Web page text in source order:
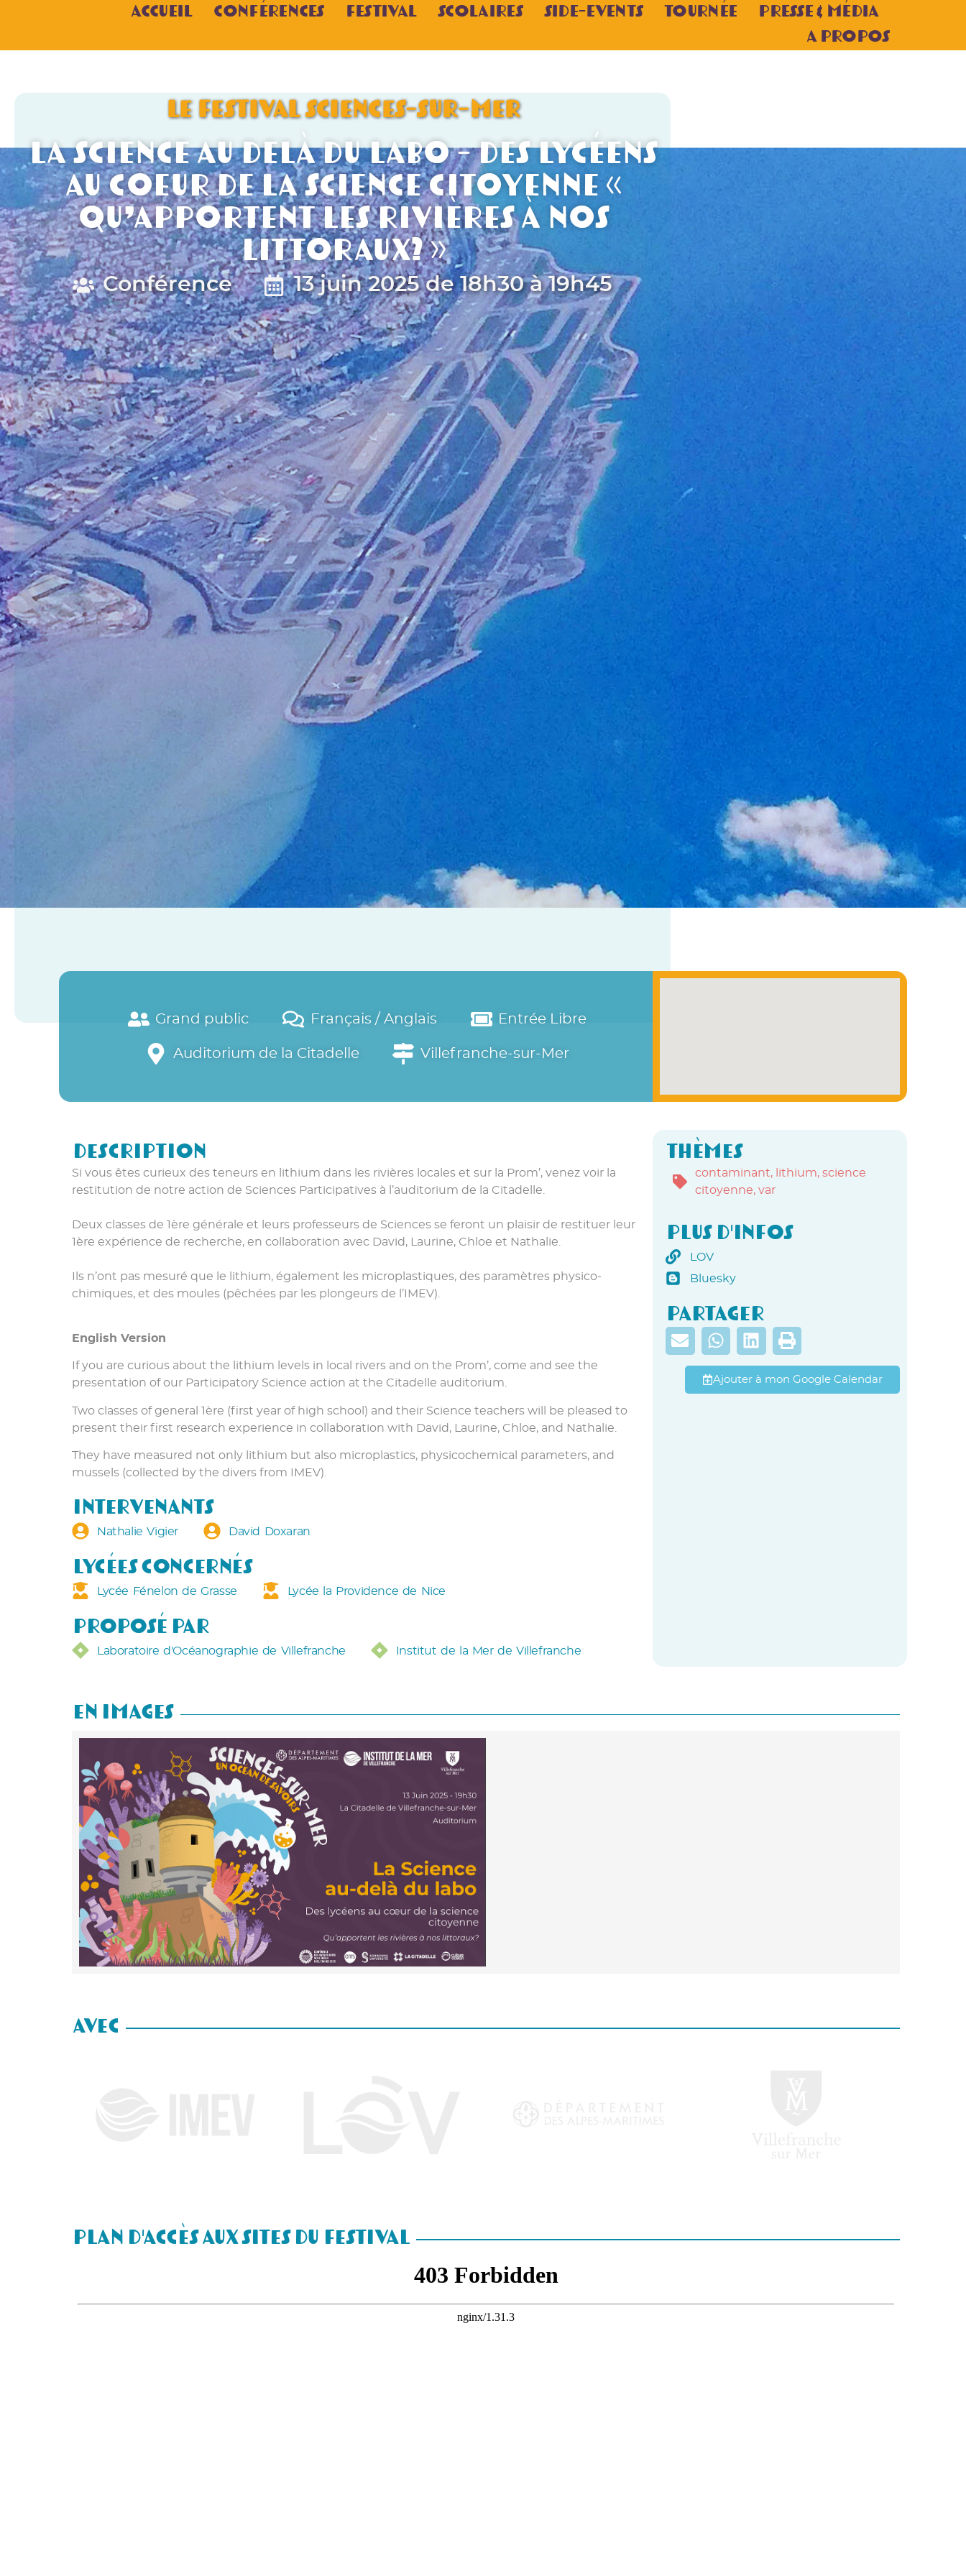
Accueil Conférences Festival Scolaires Side-Events Tournée
Presse & Média
A Propos
LE FESTIVAL SCIENCES-SUR-MER
La Science au delà du labo - Des lycéens
au coeur de la science citoyenne «
qu’apportent les rivières à nos
littoraux? »
Conférence 13 juin 2025 de 18h30 à 19h45
Grand public Français / Anglais Entrée Libre
Auditorium de la Citadelle Villefranche-sur-Mer
Description
Si vous êtes curieux des teneurs en lithium dans les rivières locales et sur la Prom’, venez voir la
restitution de notre action de Sciences Participatives à l’auditorium de la Citadelle.
Deux classes de 1ère générale et leurs professeurs de Sciences se feront un plaisir de restituer leur
1ère expérience de recherche, en collaboration avec David, Laurine, Chloe et Nathalie.
Ils n’ont pas mesuré que le lithium, également les microplastiques, des paramètres physico-
chimiques, et des moules (pêchées par les plongeurs de l’IMEV).
English Version
If you are curious about the lithium levels in local rivers and on the Prom’, come and see the
presentation of our Participatory Science action at the Citadelle auditorium.
Two classes of general 1ère (first year of high school) and their Science teachers will be pleased to
present their first research experience in collaboration with David, Laurine, Chloe, and Nathalie.
They have measured not only lithium but also microplastics, physicochemical parameters, and
mussels (collected by the divers from IMEV).
Intervenants
Nathalie Vigier David Doxaran
Lycées concernés
Lycée Fénelon de Grasse Lycée la Providence de Nice
Proposé par
Laboratoire d'Océanographie de Villefranche Institut de la Mer de Villefranche
Thèmes
contaminant, lithium, science
citoyenne, var
Plus d'infos
LOV
Bluesky
Partager
Ajouter à mon Google Calendar
En Images
AVEC
Plan d'accès aux sites du Festival